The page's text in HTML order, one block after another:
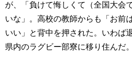
が、「負けて悔しくて（全国大会
いな」。高校の教師からも「お前
いい」と背中を押された。いわば
県内のラグビー部寮に移り住んだ。